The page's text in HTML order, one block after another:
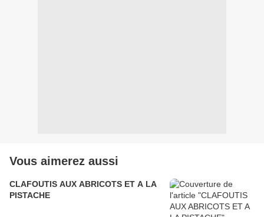
Vous aimerez aussi
CLAFOUTIS AUX ABRICOTS ET A LA
PISTACHE